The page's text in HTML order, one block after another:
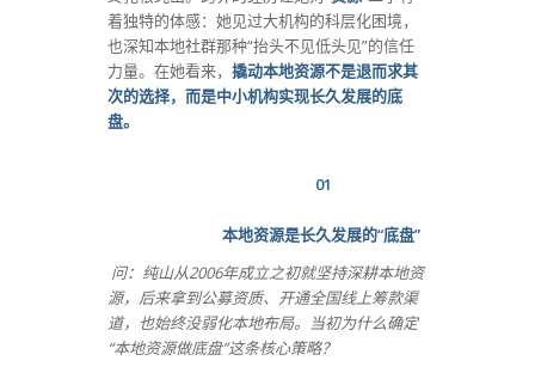
着独特的体感：她见过大机构的科层化困境，
也深知本地社群那种“抬头不见低头见”的信任
力量。在她看来， 撬动本地资源不是退而求其
次的选择，而是中小机构实现长久发展的底
盘。
01
本地资源是长久发展的“底盘”
问：纯山从2006年成立之初就坚持深耕本地资
源，后来拿到公募资质、开通全国线上筹款渠
道，也始终没弱化本地布局。当初为什么确定
“本地资源做底盘”这条核心策略？